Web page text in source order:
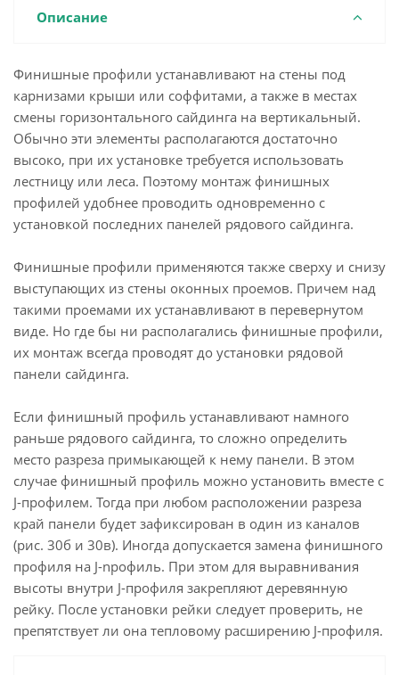
Описание
Финишные профили устанавливают на стены под
карнизами крыши или соффитами, а также в местах
смены горизонтального сайдинга на вертикальный.
Обычно эти элементы располагаются достаточно
высоко, при их установке требуется использовать
лестницу или леса. Поэтому монтаж финишных
профилей удобнее проводить одновременно с
установкой последних панелей рядового сайдинга.
Финишные профили применяются также сверху и снизу
выступающих из стены оконных проемов. Причем над
такими проемами их устанавливают в перевернутом
виде. Но где бы ни располагались финишные профили,
их монтаж всегда проводят до установки рядовой
панели сайдинга.
Если финишный профиль устанавливают намного
раньше рядового сайдинга, то сложно определить
место разреза примыкающей к нему панели. В этом
случае финишный профиль можно установить вместе с
J-профилем. Тогда при любом расположении разреза
край панели будет зафиксирован в один из каналов
(рис. 30б и 30в). Иногда допускается замена финишного
профиля на J-npoфиль. При этом для выравнивания
высоты внутри J-профиля закрепляют деревянную
рейку. После установки рейки следует проверить, не
препятствует ли она тепловому расширению J-профиля.